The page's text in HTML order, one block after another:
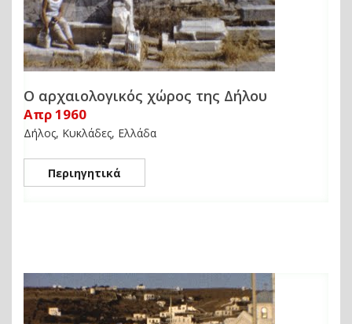
Ο αρχαιολογικός χώρος της Δήλου
Απρ 1960
Δήλος, Κυκλάδες, Ελλάδα
Περιηγητικά